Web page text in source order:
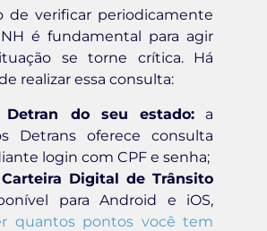
de verificar periodicamente
é fundamental para agir
se torne crítica. Há
realizar essa consulta:
do seu estado:a
Detrans oferece consulta
login com CPF e senha;
Digital de Trânsito
para Android e iOS,
quantos pontos você tem